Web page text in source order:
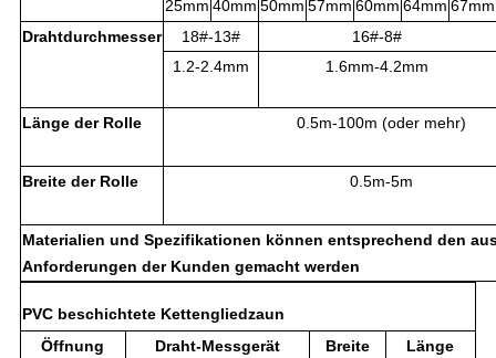
25mm 40mm 50mm 57mm 60mm 64mm 67mm
Drahtdurchmesser
18#-13#
16#-8#
1.2-2.4mm
1.6mm-4.2mm
Länge der Rolle 0.5m-100m (oder mehr)
Breite der Rolle 0.5m-5m
Materialien und Spezifikationen können entsprechend den
Anforderungen der Kunden gemacht werden
PVC beschichtete Kettengliedzaun
Öffnung
Draht-Messgerät Breite
Länge